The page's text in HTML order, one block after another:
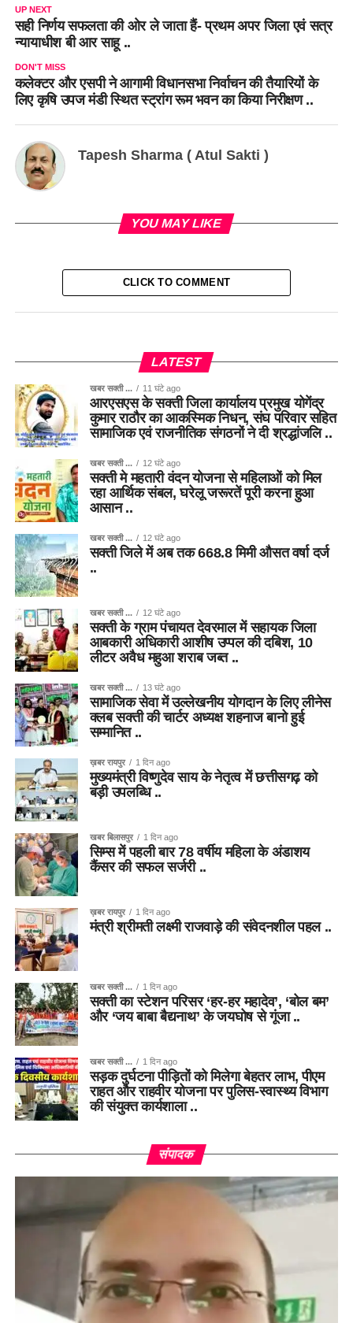
UP NEXT
सही निर्णय सफलता की ओर ले जाता हैं- प्रथम अपर जिला एवं सत्र
न्यायाधीश बी आर साहू ..
DON'T MISS
कलेक्टर और एसपी ने आगामी विधानसभा निर्वाचन की तैयारियों के
लिए कृषि उपज मंडी स्थित स्ट्रांग रूम भवन का किया निरीक्षण ..
Tapesh Sharma ( Atul Sakti )
YOU MAY LIKE
CLICK TO COMMENT
LATEST
खबर सक्ती ... 11 घंटे ago
आरएसएस के सक्ती जिला कार्यालय प्रमुख योगेंद्र
कुमार राठौर का आकस्मिक निधन, संघ परिवार सहित
सामाजिक एवं राजनीतिक संगठनों ने दी श्रद्धांजलि ..
खबर सक्ती ... 12 घंटे ago
सक्ती मे महतारी वंदन योजना से महिलाओं को मिल
रहा आर्थिक संबल, घरेलू जरूरतें पूरी करना हुआ
आसान ..
खबर सक्ती ... 12 घंटे ago
सक्ती जिले में अब तक 668.8 मिमी औसत वर्षा दर्ज
..
खबर सक्ती ... 12 घंटे ago
सक्ती के ग्राम पंचायत देवरमाल में सहायक जिला
आबकारी अधिकारी आशीष उप्पल की दबिश, 10
लीटर अवैध महुआ शराब जब्त ..
खबर सक्ती ... 13 घंटे ago
सामाजिक सेवा में उल्लेखनीय योगदान के लिए लीनेस
क्लब सक्ती की चार्टर अध्यक्ष शहनाज बानो हुई
सम्मानित ..
ख़बर रायपुर 1 दिन ago
मुख्यमंत्री विष्णुदेव साय के नेतृत्व में छत्तीसगढ़ को
बड़ी उपलब्धि ..
खबर बिलासपुर 1 दिन ago
सिम्स में पहली बार 78 वर्षीय महिला के अंडाशय
कैंसर की सफल सर्जरी ..
ख़बर रायपुर 1 दिन ago
मंत्री श्रीमती लक्ष्मी राजवाड़े की संवेदनशील पहल ..
खबर सक्ती ... 1 दिन ago
सक्ती का स्टेशन परिसर ‘हर-हर महादेव’, ‘बोल बम’
और ‘जय बाबा बैद्यनाथ’ के जयघोष से गूंजा ..
खबर सक्ती ... 1 दिन ago
सड़क दुर्घटना पीड़ितों को मिलेगा बेहतर लाभ, पीएम
राहत और राहवीर योजना पर पुलिस-स्वास्थ्य विभाग
की संयुक्त कार्यशाला ..
संपादक